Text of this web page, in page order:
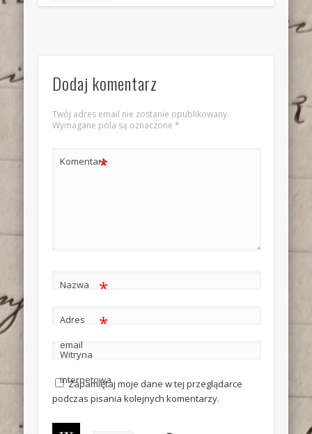
Dodaj komentarz
Twój adres email nie zostanie opublikowany.
Wymagane pola są oznaczone *
Komentarz
*
Nazwa *
Adres
email
*
Witryna
internetowa
Zapamiętaj moje dane w tej przeglądarce
podczas pisania kolejnych komentarzy.